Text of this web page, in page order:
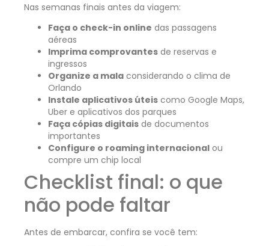
Nas semanas finais antes da viagem:
Faça o check-in online das passagens
aéreas
Imprima comprovantes de reservas e
ingressos
Organize a mala considerando o clima de
Orlando
Instale aplicativos úteis como Google Maps,
Uber e aplicativos dos parques
Faça cópias digitais de documentos
importantes
Configure o roaming internacional ou
compre um chip local
Checklist final: o que
não pode faltar
Antes de embarcar, confira se você tem: